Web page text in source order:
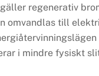
regenerativ
omvandlas till
i mindre fysiskt